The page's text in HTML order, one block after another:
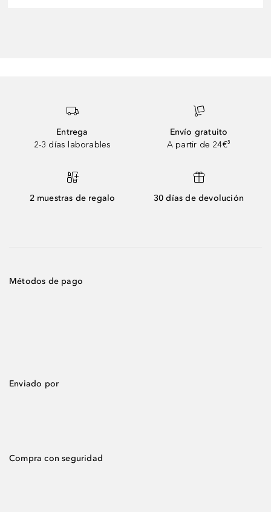
Entrega
2-3 días laborables
Envío gratuito
A partir de 24€³
2 muestras de regalo 30 días de devolución
Métodos de pago
Enviado por
Compra con seguridad